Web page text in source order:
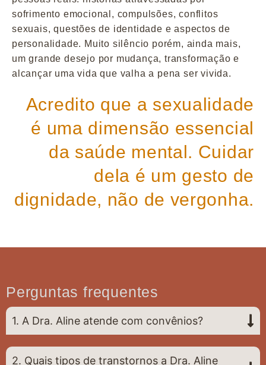
sofrimento emocional, compulsões, conflitos
sexuais, questões de identidade e aspectos de
personalidade. Muito silêncio porém, ainda mais,
um grande desejo por mudança, transformação e
alcançar uma vida que valha a pena ser vivida.
Acredito que a sexualidade
é uma dimensão essencial
da saúde mental. Cuidar
dela é um gesto de
dignidade, não de vergonha.
Perguntas frequentes
1. A Dra. Aline atende com convênios?
2. Quais tipos de transtornos a Dra. Aline